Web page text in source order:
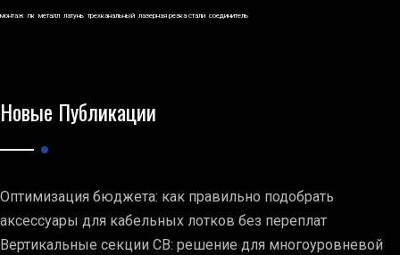
монтаж пк металл латунь трехканальный лазерная резка стали соединитель
Новые Публикации
Оптимизация бюджета: как правильно подобрать
аксессуары для кабельных лотков без переплат
Вертикальные секции СВ: решение для многоуровневой